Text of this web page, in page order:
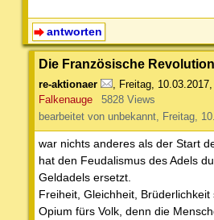
antworten
Die Französische
re-aktionaer Freitag,
Falkenauge
5828 Views
bearbeitet von unbekannt, Freitag,
war nichts anderes als der Start
hat den Feudalismus des Adels
Geldadels ersetzt.
Freiheit, Gleichheit, Brüderlichkeit
Opium fürs Volk, denn die